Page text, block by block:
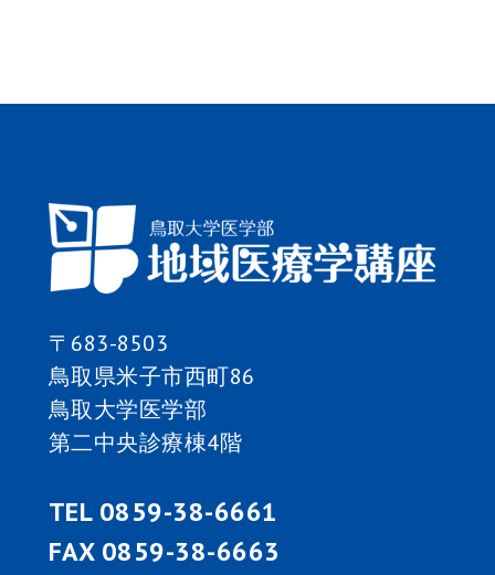
〒683-8503
鳥取県米子市西町86
鳥取大学医学部
第二中央診療棟4階
TEL 0859-38-6661
FAX 0859-38-6663